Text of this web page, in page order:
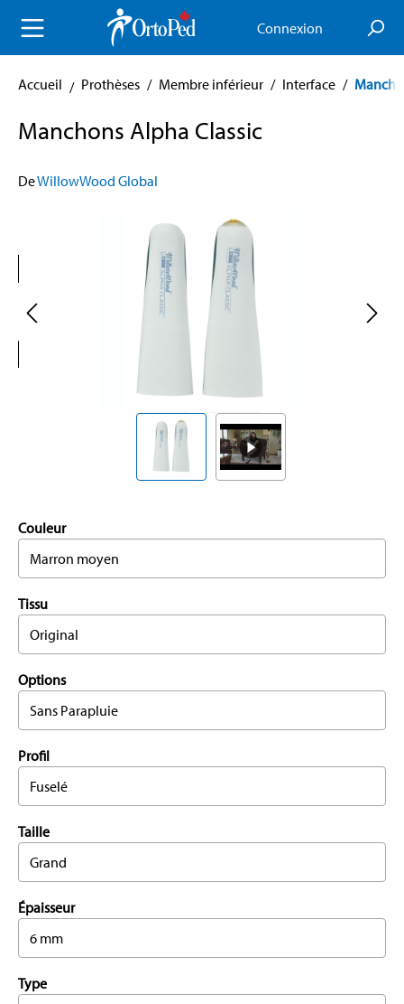
principal Connexion
Accueil Prothèses / Membre inférieur / Interface /
Manchons Alpha Classic
DeWillowWood Global
Couleur
Marron moyen
Tissu
Original
Options
Sans Parapluie
Profil
Fuselé
Taille
Grand
Épaisseur
6 mm
Type